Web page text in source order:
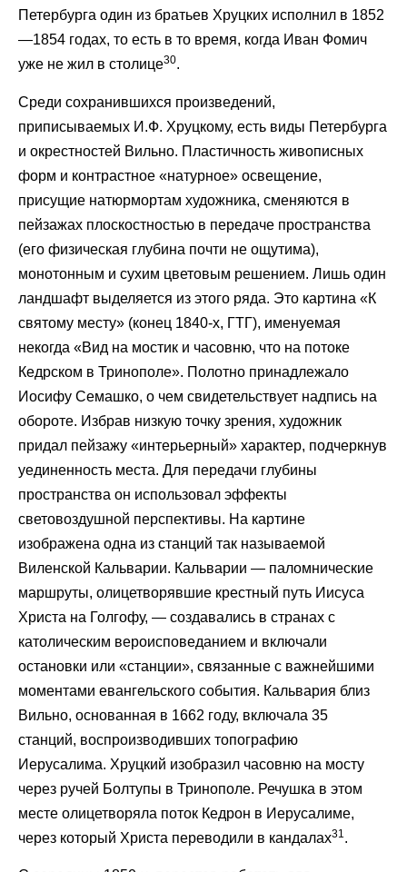
Петербурга один из братьев Хруцких исполнил в 1852
—1854 годах, то есть в то время, когда Иван Фомич
уже не жил в столице30.
Среди сохранившихся произведений,
приписываемых И.Ф. Хруцкому, есть виды Петербурга
и окрестностей Вильно. Пластичность живописных
форм и контрастное «натурное» освещение,
присущие натюрмортам художника, сменяются в
пейзажах плоскостностью в передаче пространства
(его физическая глубина почти не ощутима),
монотонным и сухим цветовым решением. Лишь один
ландшафт выделяется из этого ряда. Это картина «К
святому месту» (конец 1840-х, ГТГ), именуемая
некогда «Вид на мостик и часовню, что на потоке
Кедрском в Тринополе». Полотно принадлежало
Иосифу Семашко, о чем свидетельствует надпись на
обороте. Избрав низкую точку зрения, художник
придал пейзажу «интерьерный» характер, подчеркнув
уединенность места. Для передачи глубины
пространства он использовал эффекты
световоздушной перспективы. На картине
изображена одна из станций так называемой
Виленской Кальварии. Кальварии — паломнические
маршруты, олицетворявшие крестный путь Иисуса
Христа на Голгофу, — создавались в странах с
католическим вероисповеданием и включали
остановки или «станции», связанные с важнейшими
моментами евангельского события. Кальвария близ
Вильно, основанная в 1662 году, включала 35
станций, воспроизводивших топографию
Иерусалима. Хруцкий изобразил часовню на мосту
через ручей Болтупы в Тринополе. Речушка в этом
месте олицетворяла поток Кедрон в Иерусалиме,
через который Христа переводили в кандалах31 .